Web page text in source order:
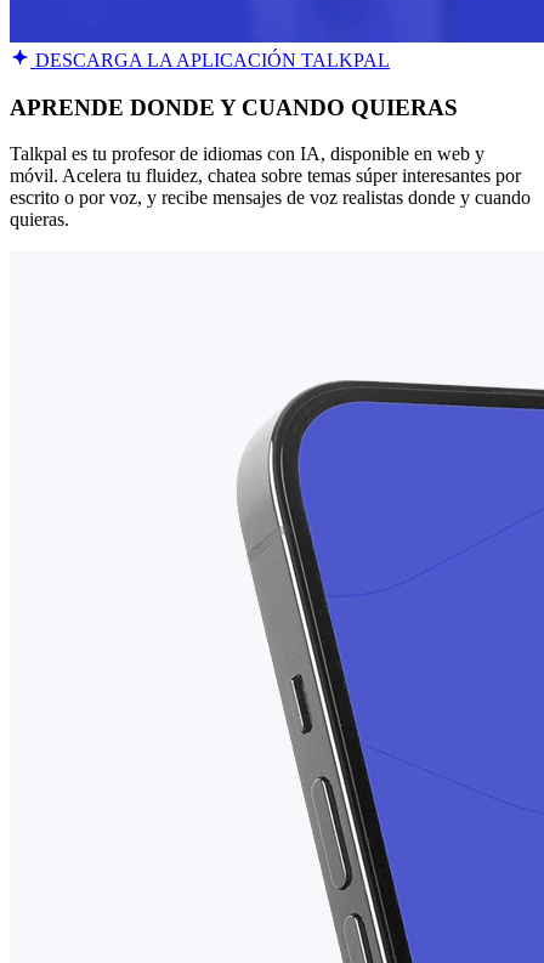
DESCARGA LA APLICACIÓN TALKPAL
APRENDE DONDE Y CUANDO QUIERAS
Talkpal es tu profesor de idiomas con IA, disponible en web y
móvil. Acelera tu fluidez, chatea sobre temas súper interesantes por
escrito o por voz, y recibe mensajes de voz realistas donde y cuando
quieras.